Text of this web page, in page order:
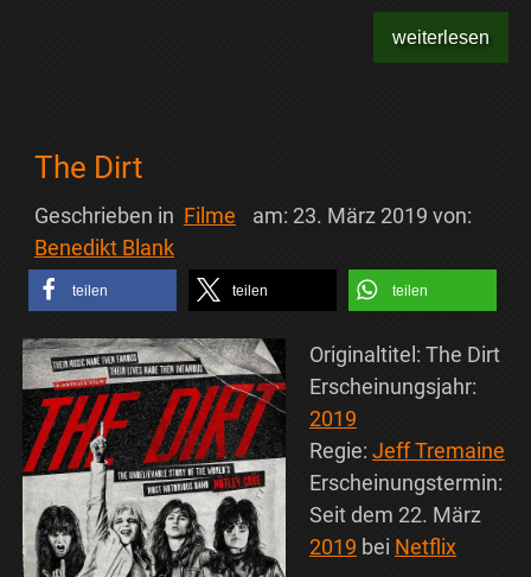
weiterlesen
The Dirt
Geschrieben in Filme am: 23. März 2019 von:
Benedikt Blank
teilen teilen teilen
Originaltitel: The Dirt
Erscheinungsjahr:
2019
Regie: Jeff Tremaine
Erscheinungstermin:
Seit dem 22. März
2019 bei Netflix